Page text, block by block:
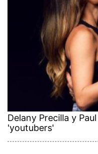
Delany Precilla y
'youtubers'